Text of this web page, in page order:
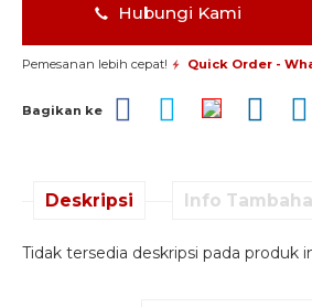
Hubungi Kami
Pemesanan lebih cepat! Quick Order -
Bagikan ke
Deskripsi Info
Tidak tersedia deskripsi pada produk